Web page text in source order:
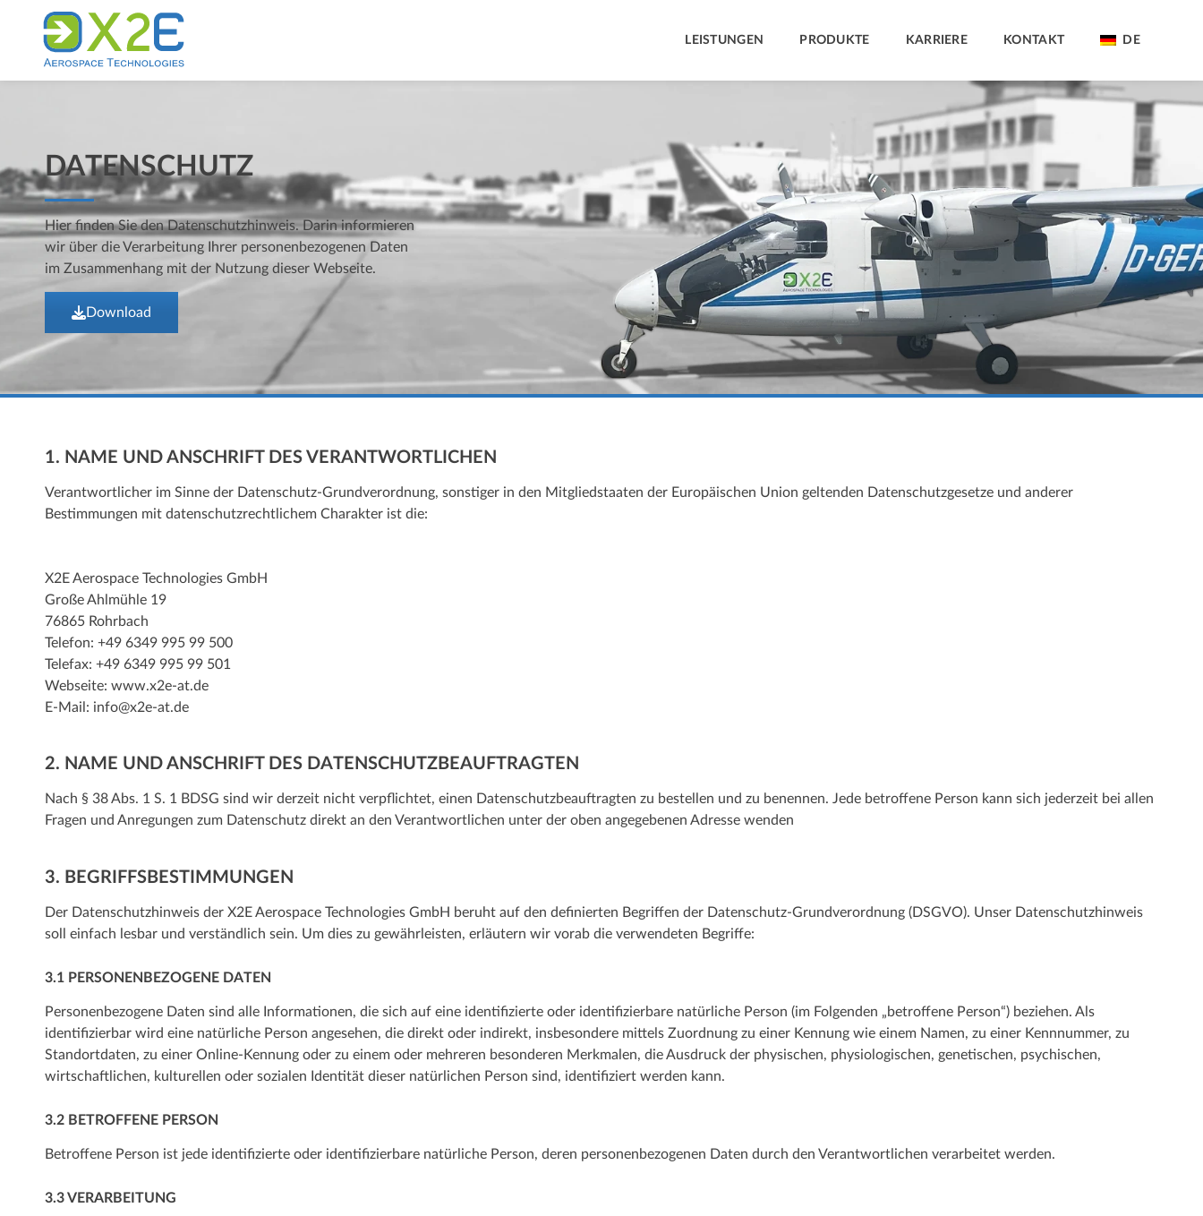
LEISTUNGEN PRODUKTE KARRIERE KONTAKT DE
DATENSCHUTZ
Hier finden Sie den Datenschutzhinweis. Darin informieren
wir über die Verarbeitung Ihrer personenbezogenen Daten
im Zusammenhang mit der Nutzung dieser Webseite.
Download
1. NAME UND ANSCHRIFT DES VERANTWORTLICHEN
Verantwortlicher im Sinne der Datenschutz-Grundverordnung, sonstiger in den Mitgliedstaaten der Europäischen Union geltenden Datenschutzgesetze und anderer
Bestimmungen mit datenschutzrechtlichem Charakter ist die:
X2E Aerospace Technologies GmbH
Große Ahlmühle 19
76865 Rohrbach
Telefon: +49 6349 995 99 500
Telefax: +49 6349 995 99 501
Webseite: www.x2e-at.de
E-Mail: info@x2e-at.de
2. NAME UND ANSCHRIFT DES DATENSCHUTZBEAUFTRAGTEN
Nach § 38 Abs. 1 S. 1 BDSG sind wir derzeit nicht verpflichtet, einen Datenschutzbeauftragten zu bestellen und zu benennen. Jede betroffene Person kann sich jederzeit bei allen
Fragen und Anregungen zum Datenschutz direkt an den Verantwortlichen unter der oben angegebenen Adresse wenden
3. BEGRIFFSBESTIMMUNGEN
Der Datenschutzhinweis der X2E Aerospace Technologies GmbH beruht auf den definierten Begriffen der Datenschutz-Grundverordnung (DSGVO). Unser Datenschutzhinweis
soll einfach lesbar und verständlich sein. Um dies zu gewährleisten, erläutern wir vorab die verwendeten Begriffe:
3.1 PERSONENBEZOGENE DATEN
Personenbezogene Daten sind alle Informationen, die sich auf eine identifizierte oder identifizierbare natürliche Person (im Folgenden „betroffene Person“) beziehen. Als
identifizierbar wird eine natürliche Person angesehen, die direkt oder indirekt, insbesondere mittels Zuordnung zu einer Kennung wie einem Namen, zu einer Kennnummer, zu
Standortdaten, zu einer Online-Kennung oder zu einem oder mehreren besonderen Merkmalen, die Ausdruck der physischen, physiologischen, genetischen, psychischen,
wirtschaftlichen, kulturellen oder sozialen Identität dieser natürlichen Person sind, identifiziert werden kann.
3.2 BETROFFENE PERSON
Betroffene Person ist jede identifizierte oder identifizierbare natürliche Person, deren personenbezogenen Daten durch den Verantwortlichen verarbeitet werden.
3.3 VERARBEITUNG